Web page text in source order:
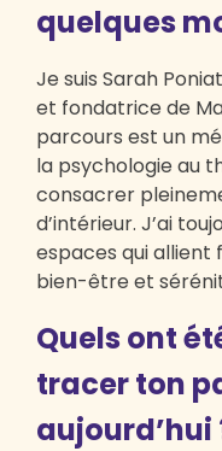
quelques
Je suis Sarah
et fondatrice de
parcours est un
la psychologie au
consacrer
d’intérieur. J’ai
espaces qui
bien-être et
Quels ont
tracer ton
aujourd’hui